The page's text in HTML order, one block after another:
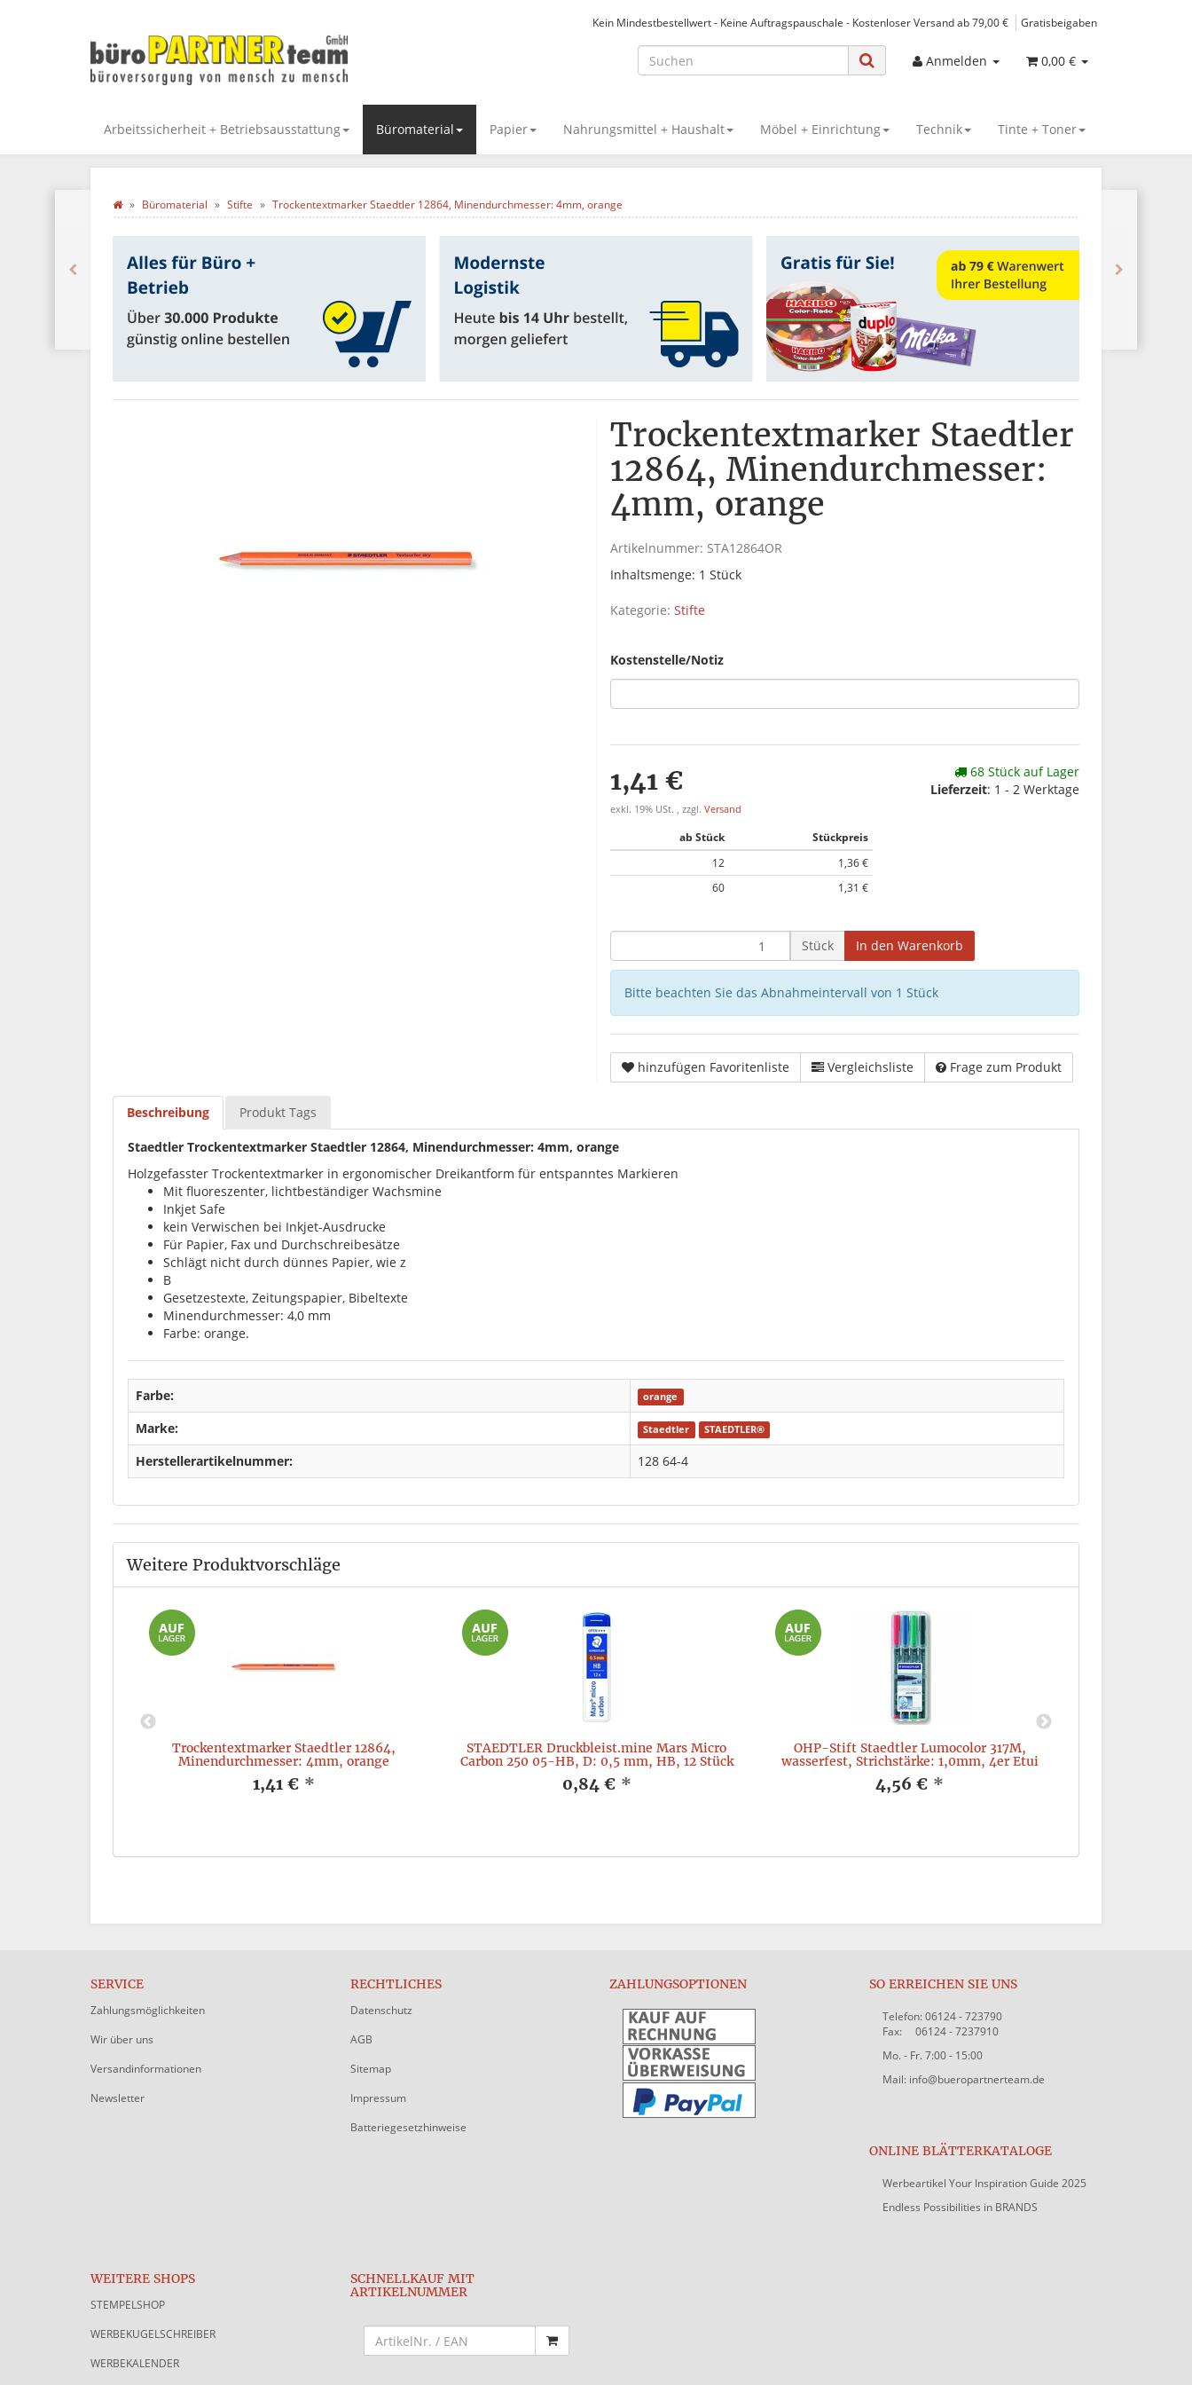
Kein Mindestbestellwert - Keine Auftragspauschale - Kostenloser Versand ab 79,00 € Gratisbeigaben
Anmelden 0,00 €
Arbeitssicherheit + Betriebsausstattung Büromaterial Papier Nahrungsmittel + Haushalt Möbel + Einrichtung Technik Tinte + Toner
Büromaterial Stifte Trockentextmarker Staedtler 12864, Minendurchmesser: 4mm, orange
Trockentextmarker Staedtler
12864, Minendurchmesser:
4mm, orange
Artikelnummer: STA12864OR
Inhaltsmenge: 1 Stück
Kategorie: Stifte
Kostenstelle/Notiz
1,41 €
exkl. 19% USt. , zzgl. Versand
ab Stück
Stückpreis
12
1,36 €
60
1,31 €
68 Stück auf Lager
Lieferzeit: 1 - 2 Werktage
Stück In den Warenkorb
Bitte beachten Sie das Abnahmeintervall von 1 Stück
hinzufügen Favoritenliste Vergleichsliste Frage zum Produkt
Beschreibung Produkt Tags
Staedtler Trockentextmarker Staedtler 12864, Minendurchmesser: 4mm, orange
Holzgefasster Trockentextmarker in ergonomischer Dreikantform für entspanntes Markieren
Mit fluoreszenter, lichtbeständiger Wachsmine
Inkjet Safe
kein Verwischen bei Inkjet-Ausdrucke
Für Papier, Fax und Durchschreibesätze
Schlägt nicht durch dünnes Papier, wie z
B
Gesetzestexte, Zeitungspapier, Bibeltexte
Minendurchmesser: 4,0 mm
Farbe: orange.
Farbe: orange
Marke: Staedtler STAEDTLER®
Herstellerartikelnummer: 128 64-4
Weitere Produktvorschläge
Trockentextmarker Staedtler 12864,
Minendurchmesser: 4mm, orange
1,41 € *
STAEDTLER Druckbleist.mine Mars Micro
Carbon 250 05-HB, D: 0,5 mm, HB, 12 Stück
0,84 € *
OHP-Stift Staedtler Lumocolor 317M,
wasserfest, Strichstärke: 1,0mm, 4er Etui
4,56 € *
SERVICE
Zahlungsmöglichkeiten
Wir über uns
Versandinformationen
Newsletter
RECHTLICHES
Datenschutz
AGB
Sitemap
Impressum
Batteriegesetzhinweise
ZAHLUNGSOPTIONEN SO ERREICHEN SIE UNS
Telefon: 06124 - 723790
Fax: 06124 - 7237910
Mo. - Fr. 7:00 - 15:00
Mail: info@bueropartnerteam.de
ONLINE BLÄTTERKATALOGE
Werbeartikel Your Inspiration Guide 2025
Endless Possibilities in BRANDS
WEITERE SHOPS
STEMPELSHOP
WERBEKUGELSCHREIBER
WERBEKALENDER
SCHNELLKAUF MIT
ARTIKELNUMMER